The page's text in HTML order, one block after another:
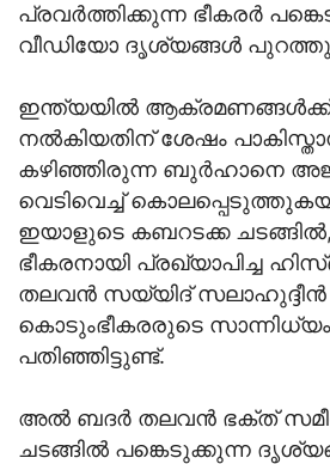
പ്രവർത്തിക്കുന്ന ഭീകരർ
വീഡിയോ ദൃശ്യങ്ങൾ
ഇന്ത്യയിൽ
നൽകിയതിന് ശേഷം
കഴിഞ്ഞിരുന്ന ബുർഹാനെ
വെടിവെച്ച്
ഇയാളുടെ കബറടക്ക ചടങ്ങിൽ,
ഭീകരനായി പ്രഖ്യാപിച്ച
തലവൻ സയ്യിദ് സലാഹുദ്ദീൻ
കൊടുംഭീകരരുടെ
പതിഞ്ഞിട്ടുണ്ട്.
അൽ ബദർ തലവൻ ഭക്ത്
ചടങ്ങിൽ പങ്കെടുക്കുന്ന